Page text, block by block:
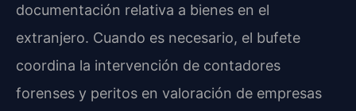
documentación relativa a bienes en el
extranjero. Cuando es necesario, el bufete
coordina la intervención de contadores
forenses y peritos en valoración de empresas